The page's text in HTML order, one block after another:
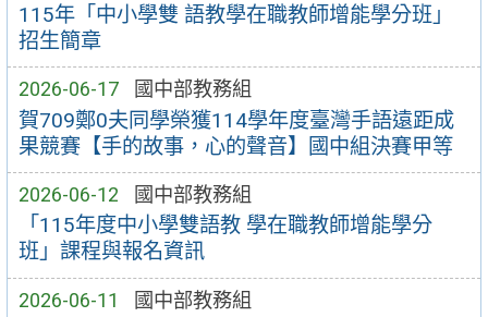
115年「中小學雙 語教學在職教師增能學分班」
招生簡章
2026-06-17 國中部教務組
賀709鄭0夫同學榮獲114學年度臺灣手語遠距成
果競賽【手的故事，心的聲音】國中組決賽甲等
2026-06-12 國中部教務組
「115年度中小學雙語教 學在職教師增能學分
班」課程與報名資訊
2026-06-11 國中部教務組